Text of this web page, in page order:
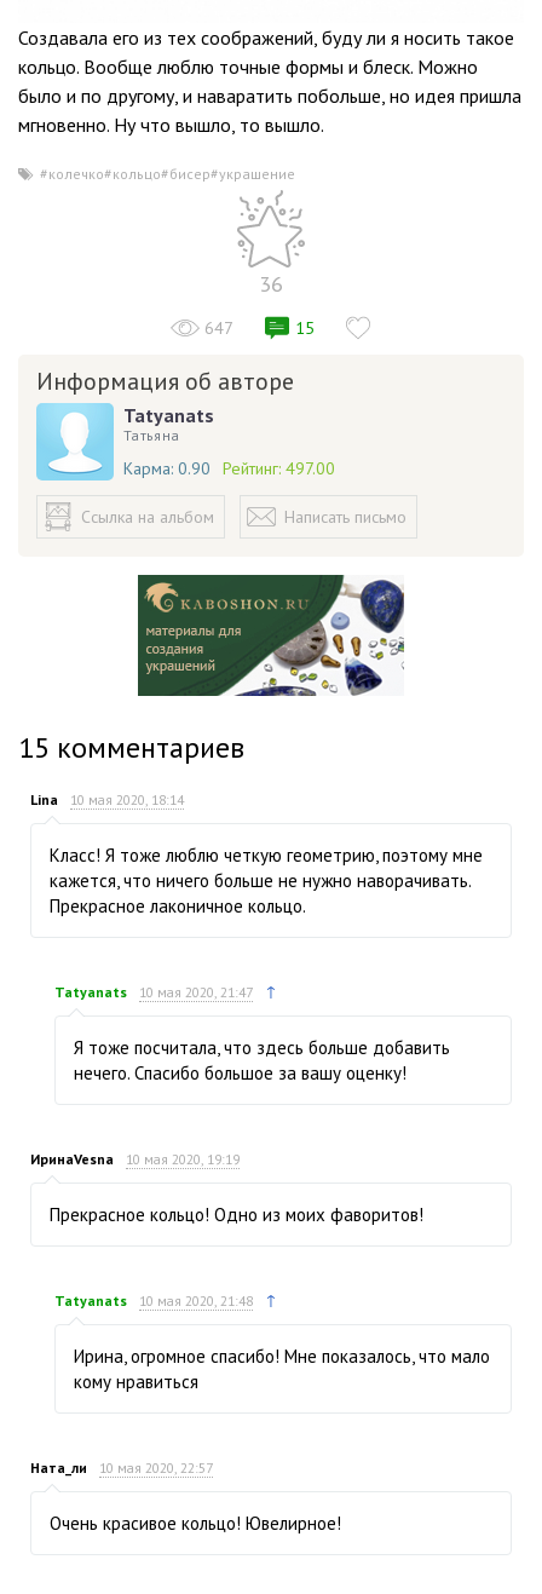
Создавала его из тех соображений, буду ли я носить такое
кольцо. Вообще люблю точные формы и блеск. Можно
было и по другому, и наваратить побольше, но идея пришла
мгновенно. Ну что вышло, то вышло.
#колечко#кольцо#бисер#украшение
36
647 15
Информация об авторе
Tatyanats
Татьяна
Карма: 0.90 Рейтинг: 497.00
Ссылка на альбом Написать письмо
15 комментариев
Lina 10 мая 2020, 18:14
Класс! Я тоже люблю четкую геометрию, поэтому мне
кажется, что ничего больше не нужно наворачивать.
Прекрасное лаконичное кольцо.
Tatyanats 10 мая 2020, 21:47 ↑
Я тоже посчитала, что здесь больше добавить
нечего. Спасибо большое за вашу оценку!
ИринаVesna 10 мая 2020, 19:19
Прекрасное кольцо! Одно из моих фаворитов!
Tatyanats 10 мая 2020, 21:48 ↑
Ирина, огромное спасибо! Мне показалось, что мало
кому нравиться
Ната_ли 10 мая 2020, 22:57
Очень красивое кольцо! Ювелирное!